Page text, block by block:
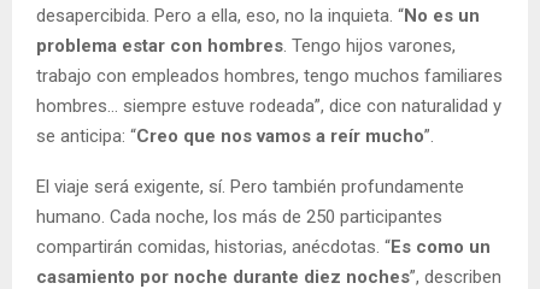
desapercibida. Pero a ella, eso, no la inquieta. “No es un
problema estar con hombres. Tengo hijos varones,
trabajo con empleados hombres, tengo muchos familiares
hombres… siempre estuve rodeada”, dice con naturalidad y
se anticipa: “Creo que nos vamos a reír mucho”.
El viaje será exigente, sí. Pero también profundamente
humano. Cada noche, los más de 250 participantes
compartirán comidas, historias, anécdotas. “Es como un
casamiento por noche durante diez noches”, describen